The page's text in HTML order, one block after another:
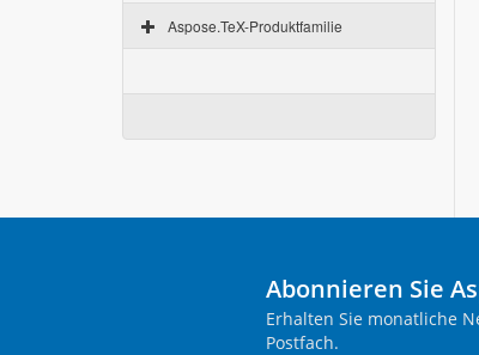
Aspose.TeX-Produktfamilie
Abonnieren Sie
Erhalten Sie monatliche
Postfach.